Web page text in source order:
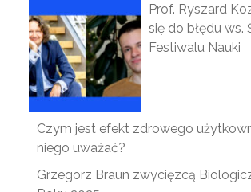
Prof. Ryszard
się do błędu ws.
Festiwalu Nauki
Czym jest efekt zdrowego
niego uważać?
Grzegorz Braun zwycięzcą